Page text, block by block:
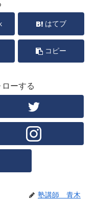
はてブ
コピー
ーする
塾講師 青木